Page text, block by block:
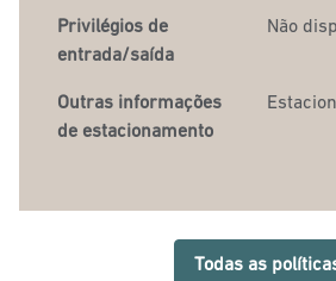
Privilégios de
entrada/saída
Não
Outras informações
de estacionamento
Todas as